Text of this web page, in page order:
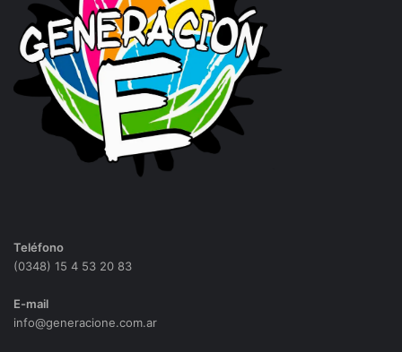
Teléfono
(0348) 15 4 53 20 83
E-mail
info@generacione.com.ar